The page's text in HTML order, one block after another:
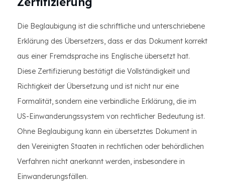
Die Beglaubigung ist die schriftliche und unterschriebene
Erklärung des Übersetzers, dass er das Dokument korrekt
aus einer Fremdsprache ins Englische übersetzt hat.
Diese Zertifizierung bestätigt die Vollständigkeit und
Richtigkeit der Übersetzung und ist nicht nur eine
Formalität, sondern eine verbindliche Erklärung, die im
US-Einwanderungssystem von rechtlicher Bedeutung ist.
Ohne Beglaubigung kann ein übersetztes Dokument in
den Vereinigten Staaten in rechtlichen oder behördlichen
Verfahren nicht anerkannt werden, insbesondere in
Einwanderungsfällen.